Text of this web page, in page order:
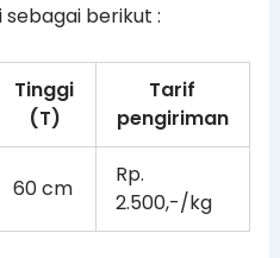
berikut :
Tinggi
(T)
Tarif
pengiriman
60 cm
Rp.
2.500,-/kg